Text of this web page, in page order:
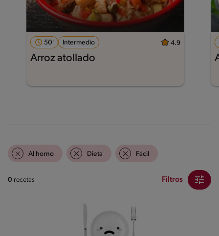
50' Intermedio 4.9
Arroz atollado
Al horno Dieta Fácil
0 recetas Filtros